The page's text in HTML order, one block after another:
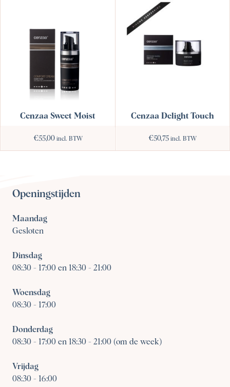
Cenzaa Sweet Moist
€55,00 incl. BTW
Cenzaa Delight Touch
€50,75 incl. BTW
Openingstijden
Maandag
Gesloten
Dinsdag
08:30 - 17:00 en 18:30 - 21:00
Woensdag
08:30 - 17:00
Donderdag
08:30 - 17:00 en 18:30 - 21:00 (om de week)
Vrijdag
08:30 - 16:00